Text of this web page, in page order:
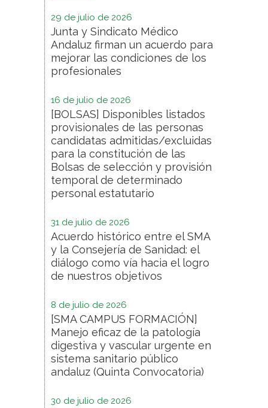
29 de julio de 2026
Junta y Sindicato Médico
Andaluz firman un acuerdo para
mejorar las condiciones de los
profesionales
16 de julio de 2026
[BOLSAS] Disponibles listados
provisionales de las personas
candidatas admitidas/excluidas
para la constitución de las
Bolsas de selección y provisión
temporal de determinado
personal estatutario
31 de julio de 2026
Acuerdo histórico entre el SMA
y la Consejería de Sanidad: el
diálogo como vía hacia el logro
de nuestros objetivos
8 de julio de 2026
[SMA CAMPUS FORMACIÓN]
Manejo eficaz de la patología
digestiva y vascular urgente en
sistema sanitario público
andaluz (Quinta Convocatoria)
30 de julio de 2026